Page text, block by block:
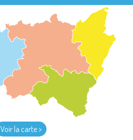
Voir la carte >